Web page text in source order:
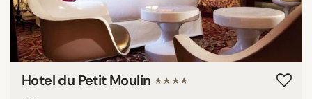
Hotel du Petit Moulin ★★★★